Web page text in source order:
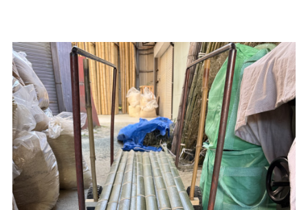
情があります。 細かな竹枝がつくる繊細な陰影と、竹材の
やわらかな色合いによって、庭全体に落ち着きと奥行きが生
まれました。 門から玄関へと続くアプローチに沿って竹垣
を設けることで、視線を自然に誘導し、趣のある和の空間に
仕上がっています。 ◼️目隠しとしても使える天然竹の竹垣
建物側には、高さのある竹枝穂垣を設置しました。 外部か
らの視線をやわらかく遮りながら、天然素材のため圧迫感が
少なく、庭や建物の雰囲気を損ないにくいのが特徴です。
竹枝穂垣は、次のような場所におすすめです。 •個人宅の庭